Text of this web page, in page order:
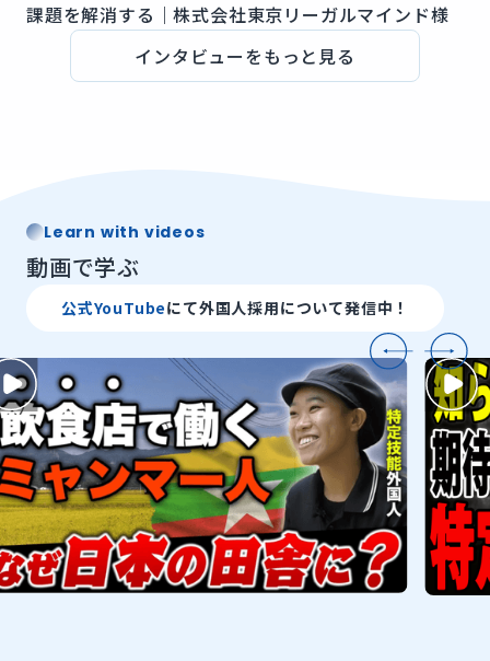
課題を解消する｜株式会社東京リーガルマインド様
インタビューをもっと見る
Learn with videos
動画で学ぶ
公式YouTubeにて外国人採用について発信中！